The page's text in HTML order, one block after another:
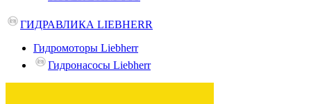
ГИДРАВЛИКА LIEBHERR
Гидромоторы Liebherr
Гидронасосы Liebherr